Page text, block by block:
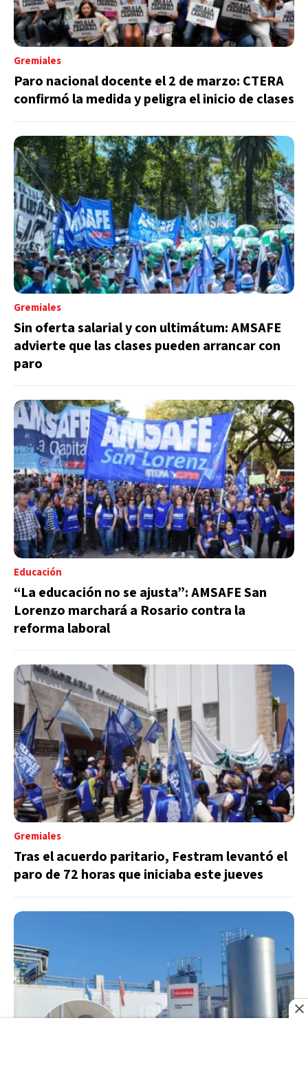
Gremiales
Paro nacional docente el 2 de marzo: CTERA
confirmó la medida y peligra el inicio de clases
Gremiales
Sin oferta salarial y con ultimátum: AMSAFE
advierte que las clases pueden arrancar con
paro
Educación
“La educación no se ajusta”: AMSAFE San
Lorenzo marchará a Rosario contra la
reforma laboral
Gremiales
Tras el acuerdo paritario, Festram levantó el
paro de 72 horas que iniciaba este jueves